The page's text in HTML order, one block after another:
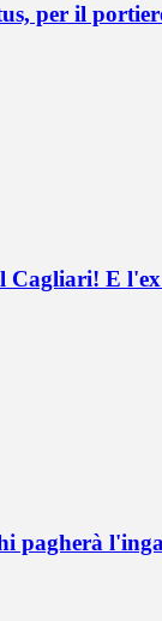
per il
E
pagherà